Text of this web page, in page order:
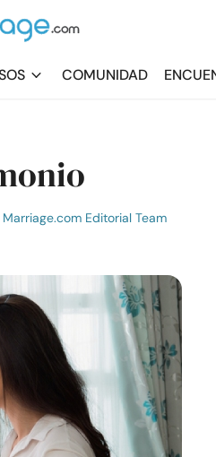
COMUNIDAD
Marriage.com Editorial Team